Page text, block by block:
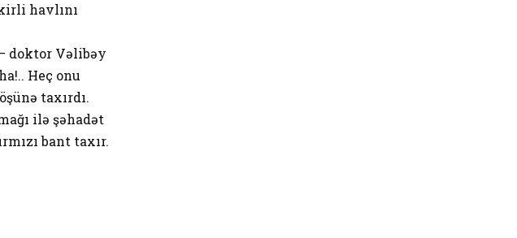
havlını
doktor Vəlibəy
Heç onu
taxırdı.
ilə şəhadət
bant taxır.